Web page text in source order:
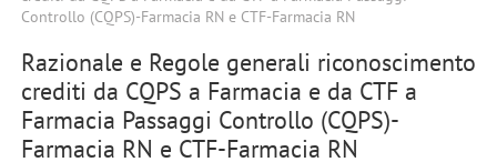
Controllo (CQPS)-Farmacia RN e CTF-Farmacia RN
Razionale e Regole generali riconoscimento
crediti da CQPS a Farmacia e da CTF a
Farmacia Passaggi Controllo (CQPS)-
Farmacia RN e CTF-Farmacia RN